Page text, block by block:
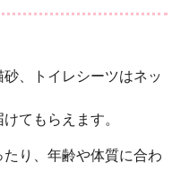
、トイレシーツはネッ
てもらえます。
り、年齢や体質に合わ